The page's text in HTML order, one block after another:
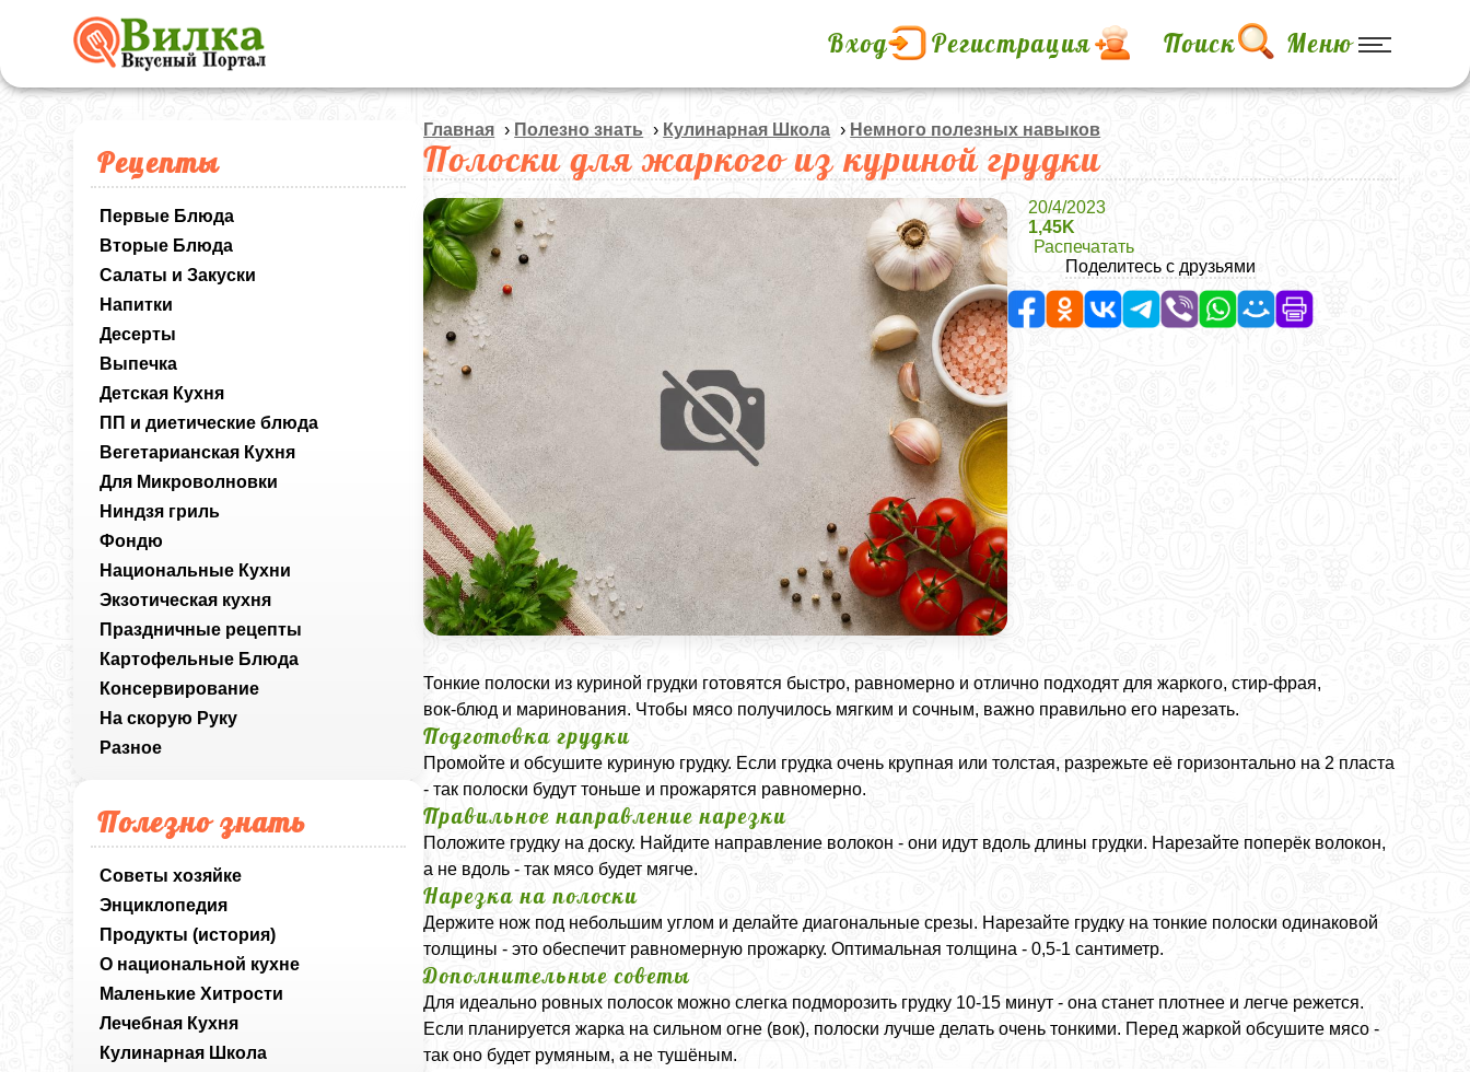
Вход Регистрация Поиск Меню
Рецепты
Первые Блюда
Вторые Блюда
Салаты и Закуски
Напитки
Десерты
Выпечка
Детская Кухня
ПП и диетические блюда
Вегетарианская Кухня
Для Микроволновки
Ниндзя гриль
Фондю
Национальные Кухни
Экзотическая кухня
Праздничные рецепты
Картофельные Блюда
Консервирование
На скорую Руку
Разное
Полезно знать
Советы хозяйке
Энциклопедия
Продукты (история)
О национальной кухне
Маленькие Хитрости
Лечебная Кухня
Кулинарная Школа
Главная › Полезно знать › Кулинарная Школа › Немного полезных навыков
Полоски для жаркого из куриной грудки
20/4/2023
1,45K
Распечатать
Поделитесь с друзьями
Тонкие полоски из куриной грудки готовятся быстро, равномерно и отлично подходят для жаркого, стир-фрая,
вок‑блюд и маринования. Чтобы мясо получилось мягким и сочным, важно правильно его нарезать.
Подготовка грудки
Промойте и обсушите куриную грудку. Если грудка очень крупная или толстая, разрежьте её горизонтально на 2 пласта
- так полоски будут тоньше и прожарятся равномерно.
Правильное направление нарезки
Положите грудку на доску. Найдите направление волокон - они идут вдоль длины грудки. Нарезайте поперёк волокон,
а не вдоль - так мясо будет мягче.
Нарезка на полоски
Держите нож под небольшим углом и делайте диагональные срезы. Нарезайте грудку на тонкие полоски одинаковой
толщины - это обеспечит равномерную прожарку. Оптимальная толщина - 0,5-1 сантиметр.
Дополнительные советы
Для идеально ровных полосок можно слегка подморозить грудку 10-15 минут - она станет плотнее и легче режется.
Если планируется жарка на сильном огне (вок), полоски лучше делать очень тонкими. Перед жаркой обсушите мясо -
так оно будет румяным, а не тушёным.